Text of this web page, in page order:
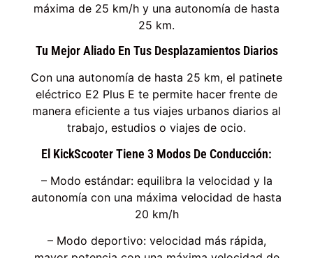
máxima de 25 km/h y una autonomía de hasta
25 km.
Tu Mejor Aliado En Tus Desplazamientos Diarios
Con una autonomía de hasta 25 km, el patinete
eléctrico E2 Plus E te permite hacer frente de
manera eficiente a tus viajes urbanos diarios al
trabajo, estudios o viajes de ocio.
El KickScooter Tiene 3 Modos De Conducción:
– Modo estándar: equilibra la velocidad y la
autonomía con una máxima velocidad de hasta
20 km/h
– Modo deportivo: velocidad más rápida,